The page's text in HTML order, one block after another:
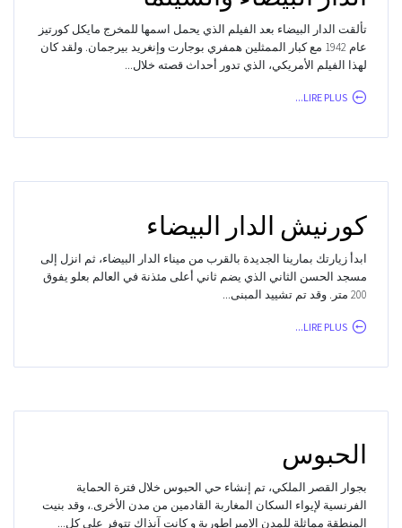
تألقت الدار البيضاء بعد الفيلم الذي يحمل اسمها للمخرج مايكل كورتيز
عام 1942 مع كبار الممثلين همفري بوجارت وإنغريد بيرجمان. ولقد كان
لهذا الفيلم الأمريكي، الذي تدور أحداث قصته خلال...
LIRE PLUS...
كورنيش الدار البيضاء
ابدأ زيارتك بمارينا الجديدة بالقرب من ميناء الدار البيضاء، ثم انزل إلى
مسجد الحسن الثاني الذي يضم ثاني أعلى مئذنة في العالم بعلو يفوق
200 متر. وقد تم تشييد المبنى...
LIRE PLUS...
الحبوس
بجوار القصر الملكي، تم إنشاء حي الحبوس خلال فترة الحماية
الفرنسية لإيواء السكان المغاربة القادمين من مدن الأخرى.، وقد بنيت
المنطقة مماثلة للمدن الإمبراطورية و كانت آنذاك تتوفر على كل...